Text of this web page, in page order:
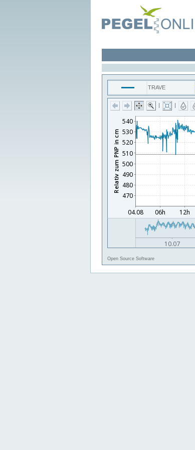
TRAVE
| |
Open Source Software